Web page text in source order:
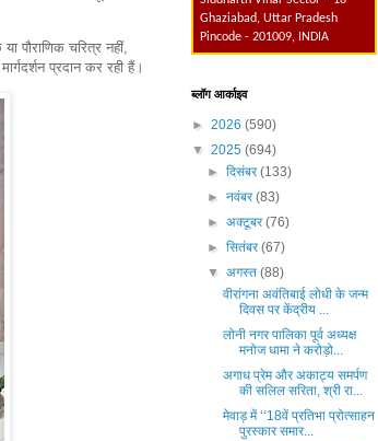
पौराणिक चरित्र नहीं,
प्रदान कर रही हैं।
Ghaziabad, Uttar Pradesh
Pincode - 201009, INDIA
ब्लॉग आर्काइव
► 2026 (590)
▼ 2025 (694)
► दिसंबर(133)
► नवंबर(83)
► अक्टूबर(76)
► सितंबर(67)
▼ अगस्त (88)
वीरांगना अवंतिबाई लोधी के जन्म
दिवस पर केंद्रीय ...
लोनी नगर पालिका पूर्व अध्यक्ष
मनोज धामा ने करोड़ो...
अगाध प्रेम और अकाट्य समर्पण
की सलिल सरिता, श्री रा...
मेवाड़ में ‘‘18वें प्रतिभा प्रोत्साहन
पुरस्कार समार...